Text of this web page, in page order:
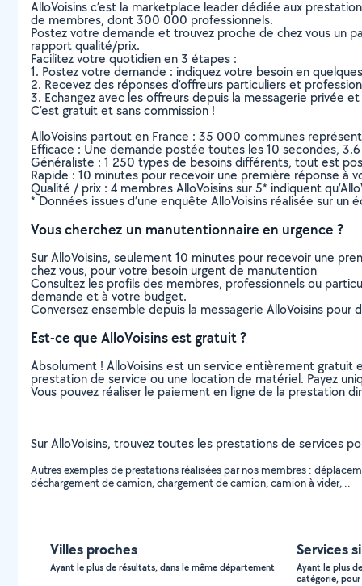
AlloVoisins c’est la marketplace leader dédiée aux
de membres, dont 300 000 professionnels.
Postez votre demande et trouvez proche de chez vous un
rapport qualité/prix.
Facilitez votre quotidien en 3 étapes :
1. Postez votre demande : indiquez votre besoin en
2. Recevez des réponses d’offreurs particuliers et
3. Echangez avec les offreurs depuis la messagerie privée
C’est gratuit et sans commission !
AlloVoisins partout en France : 35 000 communes
Efficace : Une demande postée toutes les 10 secondes,
Généraliste : 1 250 types de besoins différents, tout est
Rapide : 10 minutes pour recevoir une première réponse à
Qualité / prix : 4 membres AlloVoisins sur 5* indiquent
* Données issues d’une enquête AlloVoisins réalisée sur
Vous cherchez un manutentionnaire en urgence ?
Sur AlloVoisins, seulement 10 minutes pour recevoir une
chez vous, pour votre besoin urgent de manutention
Consultez les profils des membres, professionnels ou
demande et à votre budget.
Conversez ensemble depuis la messagerie AlloVoisins
Est-ce que AlloVoisins est gratuit ?
Absolument ! AlloVoisins est un service entièrement
prestation de service ou une location de matériel. Payez
Vous pouvez réaliser le paiement en ligne de la prestation
Sur AlloVoisins, trouvez toutes les prestations de services
Autres exemples de prestations réalisées par nos membres :
déchargement de camion, chargement de camion, camion à vider, ..
Villes proches
Ayant le plus de résultats, dans le même département
Services
Ayant le plus
catégorie,